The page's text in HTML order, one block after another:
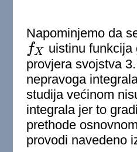
Napominjemo da
fX
X
uistinu funkcija
provjera svojstva
nepravoga
studija većinom
integrala jer to
prethode
provodi navedeno